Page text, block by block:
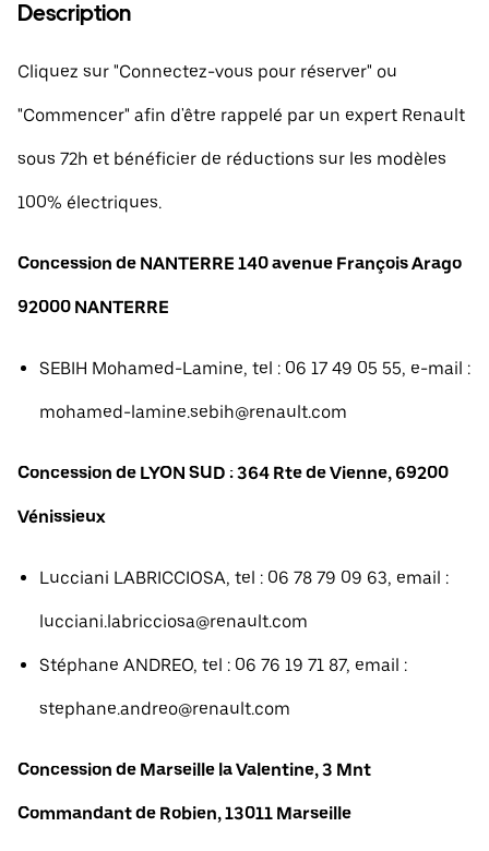
Description
Cliquez sur "Connectez-vous pour réserver" ou
"Commencer" afin d'être rappelé par un expert Renault
sous 72h et bénéficier de réductions sur les modèles
100% électriques.
Concession de NANTERRE 140 avenue François Arago
92000 NANTERRE
SEBIH Mohamed-Lamine, tel : 06 17 49 05 55, e-mail :
mohamed-lamine.sebih@renault.com
Concession de LYON SUD : 364 Rte de Vienne, 69200
Vénissieux
Lucciani LABRICCIOSA, tel : 06 78 79 09 63, email :
lucciani.labricciosa@renault.com
Stéphane ANDREO, tel : 06 76 19 71 87, email :
stephane.andreo@renault.com
Concession de Marseille la Valentine, 3 Mnt
Commandant de Robien, 13011 Marseille